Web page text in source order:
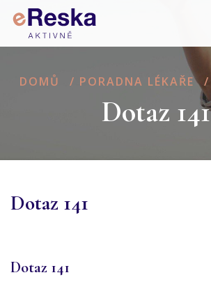
DOMŮ / PORADNA LÉKAŘE /
Dotaz 141
Dotaz 141
Dotaz 141